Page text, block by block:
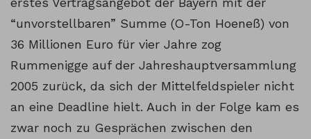
“unvorstellbaren” Summe (O-Ton Hoeneß) von
36 Millionen Euro für vier Jahre zog
Rummenigge auf der Jahreshauptversammlung
2005 zurück, da sich der Mittelfeldspieler nicht
an eine Deadline hielt. Auch in der Folge kam es
zwar noch zu Gesprächen zwischen den